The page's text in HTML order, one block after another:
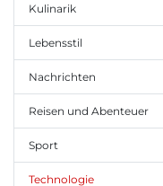
Kulinarik
Lebensstil
Nachrichten
Reisen und Abenteuer
Sport
Technologie